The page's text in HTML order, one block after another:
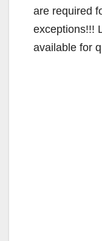
are required
exceptions!!!
available for